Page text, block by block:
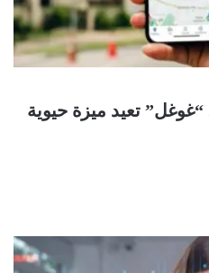
تعيد ميزة حيوية